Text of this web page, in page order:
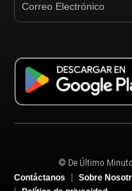
© De Último
Contáctanos
Sobre